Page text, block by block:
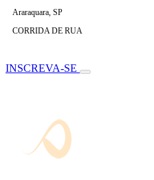
Araraquara, SP
CORRIDA DE RUA
INSCREVA-SE